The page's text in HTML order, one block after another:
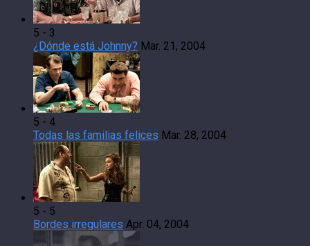
5 - 3
¿Dónde está Johnny? Mar. 21, 2004
5 - 4
Todas las familias felices Mar. 28, 2004
5 - 5
Bordes irregulares Apr. 04, 2004